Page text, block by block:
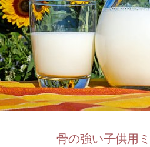
骨の強い子供用